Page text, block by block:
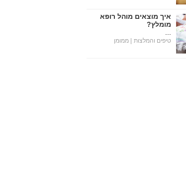
איך מוצאים מוהל רופא
מומלץ?
טיפים והמלצות | ממומן